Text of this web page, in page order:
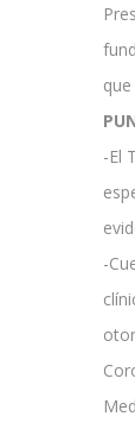
-El
-